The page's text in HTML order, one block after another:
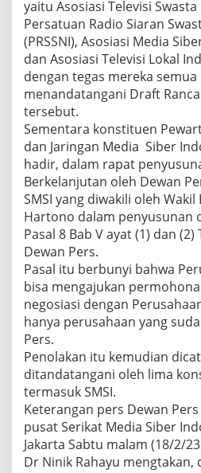
yaitu Asosiasi Televisi Swasta
Persatuan Radio Siaran
(PRSSNI), Asosiasi Media
dan Asosiasi Televisi Lokal
dengan tegas mereka
menandatangani Draft
tersebut.
Sementara konstituen
dan Jaringan Media Siber
hadir, dalam rapat
Berkelanjutan oleh Dewan
SMSI yang diwakili oleh
Hartono dalam penyusunan
Pasal 8 Bab V ayat (1) dan
Dewan Pers.
Pasal itu berbunyi bahwa
bisa mengajukan
negosiasi dengan
hanya perusahaan yang
Pers.
Penolakan itu kemudian
ditandatangani oleh lima
termasuk SMSI.
Keterangan pers Dewan
pusat Serikat Media Siber
Jakarta Sabtu malam (18/2/
Dr Ninik Rahayu mengtakan,